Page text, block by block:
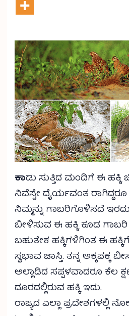
ಕಾಡು ಸುತ್ತಿದ ಮಂದಿಗೆ ಈ ಹಕ್ಕಿ
ನಿವೆಸ್ಟೇ ದೈರ್ಯವಂತ
ನಿಮ್ಮನ್ನು ಗಾಬರಿಗೊಳಿಸದೆ
ಬೀಳಿಸುವ ಈ ಹಕ್ಕಿ ಕೂಡ ಗಾಬರಿ
ಬಹುತೇಕ ಹಕ್ಕಿಗಳಿಗಿಂತ ಈ
ಸ್ವಭಾವ ಜಾಸ್ತಿ. ತನ್ನ ಅಕ್ಕಪಕ್ಕ
ಅಲ್ಲಾಡಿದ ಸಪ್ಪಳವಾದರೂ ಕೆಲ
ದೂರದಲ್ಲಿರುವ ಹಕ್ಕಿ ಇದು.
ರಾಜ್ಯದ ಎಲ್ಲಾ ಪ್ರದೇಶಗಳಲ್ಲಿ